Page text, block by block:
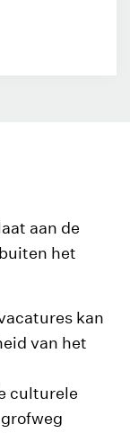
aan de
het
kan
van het
culturele